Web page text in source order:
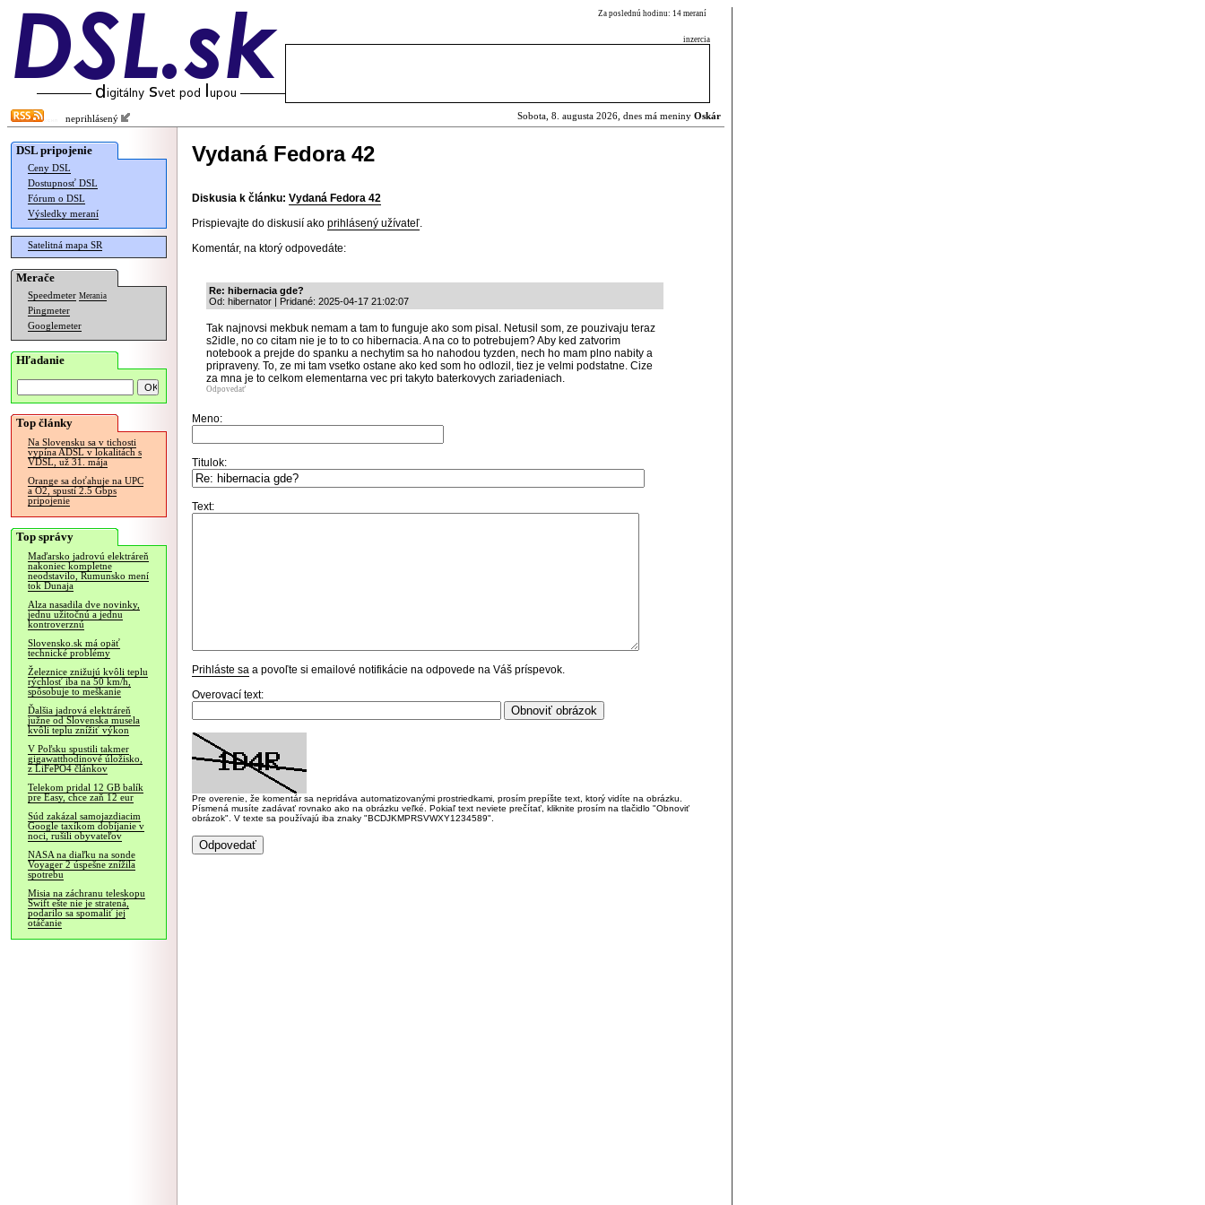
Za poslednú hodinu: 14 meraní
inzercia
neprihlásený Sobota, 8. augusta 2026, dnes má meniny Oskár
DSL pripojenie
Ceny DSL
Dostupnosť DSL
Fórum o DSL
Výsledky meraní
Satelitná mapa SR
Merače
Speedmeter Merania
Pingmeter
Googlemeter
Hľadanie
Top články
Na Slovensku sa v tichosti
vypína ADSL v lokalitách s
VDSL, už 31. mája
Orange sa doťahuje na UPC
a O2, spustí 2.5 Gbps
pripojenie
Top správy
Maďarsko jadrovú elektráreň
nakoniec kompletne
neodstavilo, Rumunsko mení
tok Dunaja
Alza nasadila dve novinky,
jednu užitočnú a jednu
kontroverznú
Slovensko.sk má opäť
technické problémy
Železnice znižujú kvôli teplu
rýchlosť iba na 50 km/h,
spôsobuje to meškanie
Ďalšia jadrová elektráreň
južne od Slovenska musela
kvôli teplu znížiť výkon
V Poľsku spustili takmer
gigawatthodinové úložisko,
z LiFePO4 článkov
Telekom pridal 12 GB balík
pre Easy, chce zaň 12 eur
Súd zakázal samojazdiacim
Google taxíkom dobíjanie v
noci, rušili obyvateľov
NASA na diaľku na sonde
Voyager 2 úspešne znížila
spotrebu
Misia na záchranu teleskopu
Swift ešte nie je stratená,
podarilo sa spomaliť jej
otáčanie
Vydaná Fedora 42
Diskusia k článku: Vydaná Fedora 42
Prispievajte do diskusií ako prihlásený užívateľ.
Komentár, na ktorý odpovedáte:
Re: hibernacia gde?
Od: hibernator | Pridané: 2025-04-17 21:02:07
Tak najnovsi mekbuk nemam a tam to funguje ako som pisal. Netusil som, ze pouzivaju teraz
s2idle, no co citam nie je to to co hibernacia. A na co to potrebujem? Aby ked zatvorim
notebook a prejde do spanku a nechytim sa ho nahodou tyzden, nech ho mam plno nabity a
pripraveny. To, ze mi tam vsetko ostane ako ked som ho odlozil, tiez je velmi podstatne. Cize
za mna je to celkom elementarna vec pri takyto baterkovych zariadeniach.
Odpovedať
Meno:
Titulok:
Text:
Prihláste sa a povoľte si emailové notifikácie na odpovede na Váš príspevok.
Overovací text:
Pre overenie, že komentár sa nepridáva automatizovanými prostriedkami, prosím prepíšte text, ktorý vidíte na obrázku.
Písmená musíte zadávať rovnako ako na obrázku veľké. Pokiaľ text neviete prečítať, kliknite prosím na tlačidlo "Obnoviť
obrázok". V texte sa používajú iba znaky "BCDJKMPRSVWXY1234589".